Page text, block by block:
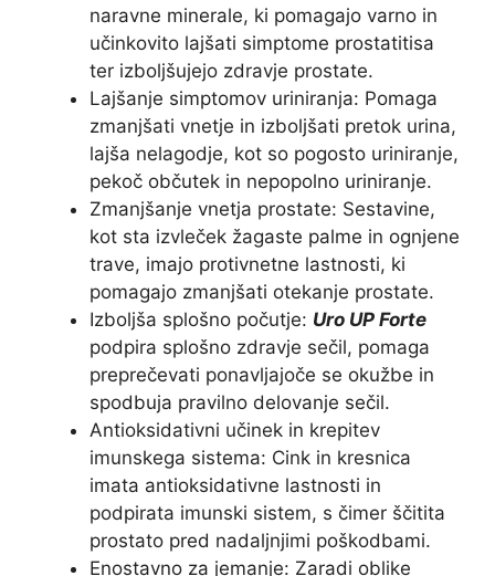
naravne minerale, ki pomagajo varno in
učinkovito lajšati simptome prostatitisa
ter izboljšujejo zdravje prostate.
Lajšanje simptomov uriniranja: Pomaga
zmanjšati vnetje in izboljšati pretok urina,
lajša nelagodje, kot so pogosto uriniranje,
pekoč občutek in nepopolno uriniranje.
Zmanjšanje vnetja prostate: Sestavine,
kot sta izvleček žagaste palme in ognjene
trave, imajo protivnetne lastnosti, ki
pomagajo zmanjšati otekanje prostate.
Izboljša splošno počutje: Uro UP Forte
podpira splošno zdravje sečil, pomaga
preprečevati ponavljajoče se okužbe in
spodbuja pravilno delovanje sečil.
Antioksidativni učinek in krepitev
imunskega sistema: Cink in kresnica
imata antioksidativne lastnosti in
podpirata imunski sistem, s čimer ščitita
prostato pred nadaljnjimi poškodbami.
Enostavno za jemanje: Zaradi oblike